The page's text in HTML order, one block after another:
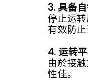
3. 具备
停止运
有效防止
4. 运转
由於接
性佳。